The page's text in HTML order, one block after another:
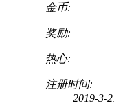
金币:
奖励:
热心:
注册时间:
2019-3-